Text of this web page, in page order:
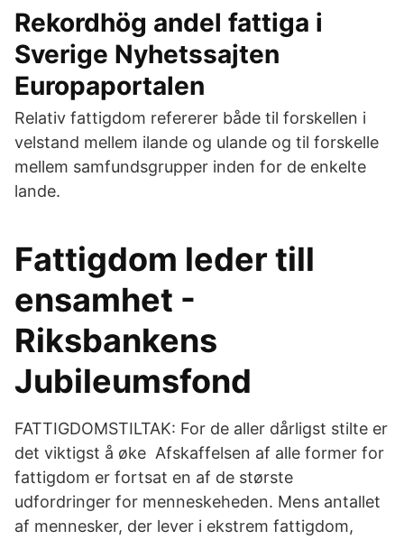
Rekordhög andel fattiga i
Sverige Nyhetssajten
Europaportalen
Relativ fattigdom refererer både til forskellen i
velstand mellem ilande og ulande og til forskelle
mellem samfundsgrupper inden for de enkelte
lande.
Fattigdom leder till
ensamhet -
Riksbankens
Jubileumsfond
FATTIGDOMSTILTAK: For de aller dårligst stilte er
det viktigst å øke Afskaffelsen af alle former for
fattigdom er fortsat en af de største
udfordringer for menneskeheden. Mens antallet
af mennesker, der lever i ekstrem fattigdom,